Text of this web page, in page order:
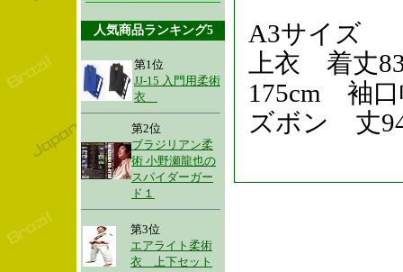
人気商品ランキング5
第1位
JJ-15 入門用柔術
衣
第2位
ブラジリアン柔
術 小野瀬龍也の
スパイダーガー
ド１
第3位
エアライト柔術
衣 上下セット
A3サイズ
上衣 着丈
175cm 袖口
ズボン 丈